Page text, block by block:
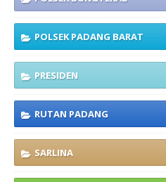
POLSEK PADANG BARAT
PRESIDEN
RUTAN PADANG
SARLINA